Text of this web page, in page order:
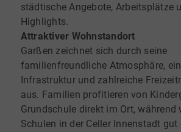
städtische Angebote, Arbeitsplätze
Highlights.
Attraktiver Wohnstandort
Garßen zeichnet sich durch seine
familienfreundliche Atmosphäre,
Infrastruktur und zahlreiche
aus. Familien profitieren von
Grundschule direkt im Ort, während
Schulen in der Celler Innenstadt